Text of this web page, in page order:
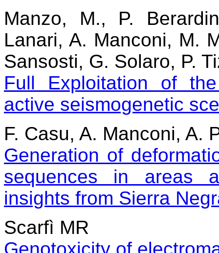
Manzo, M., P.
Lanari, A. Manconi, M.
Sansosti, G. Solaro, P.
Full Exploitation of
active seismogenetic
F. Casu, A. Manconi, A.
Generation of
sequences in areas
insights from Sierra
Scarfì MR
Genotoxicity of